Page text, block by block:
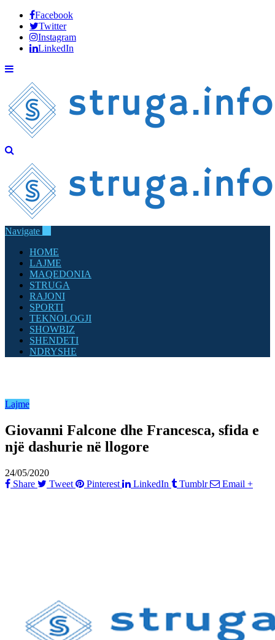
Facebook
Twitter
Instagram
LinkedIn
Navigate
HOME
LAJME
MAQEDONIA
STRUGA
RAJONI
SPORTI
TEKNOLOGJI
SHOWBIZ
SHENDETI
NDRYSHE
Lajme
Giovanni Falcone dhe Francesca, sfida e
një dashurie në llogore
24/05/2020
Share
Tweet Pinterest LinkedIn Tumblr Email +